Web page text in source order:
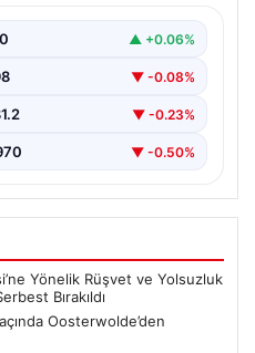
▲ +0.06%
▼ -0.08%
▼ -0.23%
▼ -0.50%
Yönelik Rüşvet ve Yolsuzluk
Bırakıldı
Oosterwolde’den